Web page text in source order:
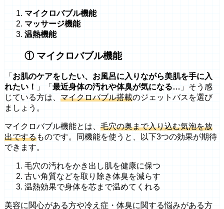
マイクロバブル機能
マッサージ機能
温熱機能
① マイクロバブル機能
「 お肌のケアをしたい、お風呂に入りながら美肌を手に入
れたい！
」「 最近身体の汚れや体臭が気になる… 」そう感
じている方は、 マイクロバブル搭載のジェットバスを選び
ましょう。
マイクロバブル機能とは、 毛穴の奥まで入り込む気泡を放
出でするものです。同機能を使うと、以下3つの効果が期待
できます。
毛穴の汚れをかき出し肌を健康に保つ
古い角質などを取り除き体臭を減らす
温熱効果で身体を芯まで温めてくれる
美容に関心がある方や冷え症・体臭に関する悩みがある方